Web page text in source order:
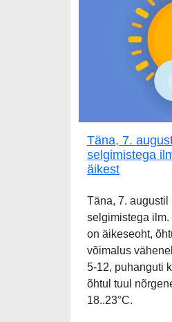
Täna, 7.
selgimistega
äikest
Täna, 7.
selgimistega
on äikeseoht,
võimalus
5-12, puhanguti
õhtul tuul
18..23°C.